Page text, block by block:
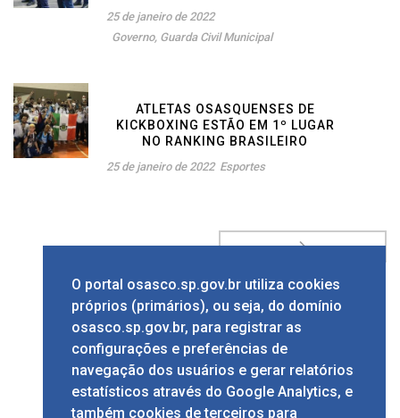
25 de janeiro de 2022
Governo, Guarda Civil Municipal
ATLETAS OSASQUENSES DE
KICKBOXING ESTÃO EM 1º LUGAR
NO RANKING BRASILEIRO
25 de janeiro de 2022 Esportes
1 2 3 4
Página 1de4
O portal osasco.sp.gov.br utiliza cookies
próprios (primários), ou seja, do domínio
osasco.sp.gov.br, para registrar as
configurações e preferências de
navegação dos usuários e gerar relatórios
estatísticos através do Google Analytics, e
também cookies de terceiros para